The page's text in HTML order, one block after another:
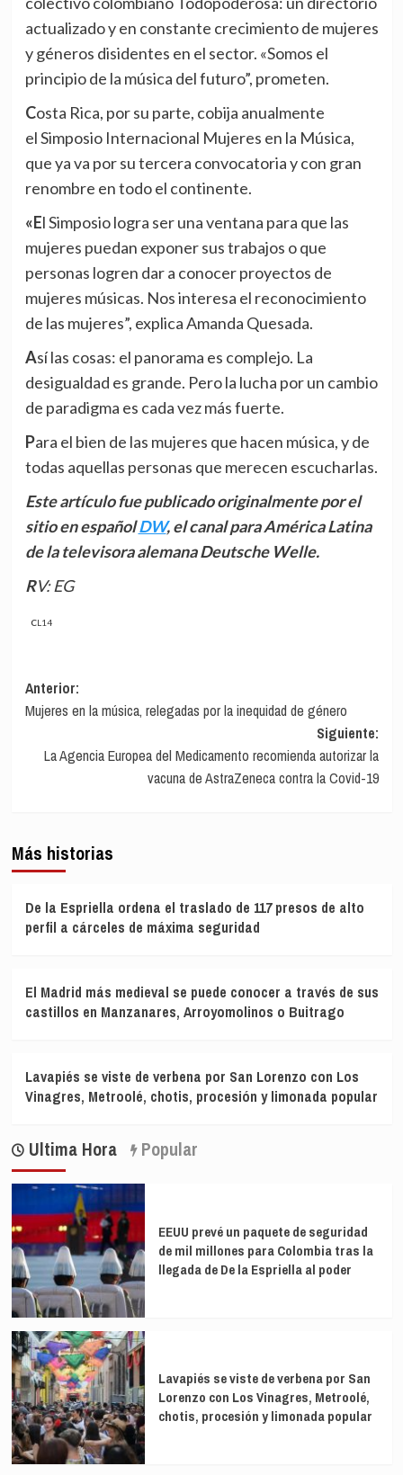
actualizado y en constante crecimiento de mujeres
y géneros disidentes en el sector. «Somos el
principio de la música del futuro”, prometen.
Costa Rica, por su parte, cobija anualmente
elSimposio Internacional Mujeres en la Música,
que ya va por su tercera convocatoria y con gran
renombre en todo el continente.
«El Simposio logra ser una ventana para que las
mujeres puedan exponer sus trabajos o que
personas logren dar a conocer proyectos de
mujeres músicas. Nos interesa el reconocimiento
de las mujeres”, explica Amanda Quesada.
Así las cosas: el panorama es complejo. La
desigualdad es grande. Pero la lucha por un cambio
de paradigma es cada vez más fuerte.
Para el bien de las mujeres que hacen música, y de
todas aquellas personas que merecen escucharlas.
Esteartículofue publicado originalmente por el
sitio en españolDW, el canal para América Latina
de la televisora alemana Deutsche Welle.
RV: EG
CL14
Navegación
de
entradas
Anterior:
Mujeres en la música, relegadas por la inequidad de género
Siguiente:
La Agencia Europea del Medicamento recomienda autorizar la
vacuna de AstraZeneca contra la Covid-19
Más historias
De la Espriella ordena el traslado de 117 presos de alto
perfil a cárceles de máxima seguridad
El Madrid más medieval se puede conocer a través de sus
castillos en Manzanares, Arroyomolinos o Buitrago
Lavapiés se viste de verbena por San Lorenzo con Los
Vinagres, Metroolé, chotis, procesión y limonada popular
Ultima Hora Popular
EEUU prevé un paquete de seguridad
de mil millones para Colombia tras la
llegada de De la Espriella al poder
Lavapiés se viste de verbena por San
Lorenzo con Los Vinagres, Metroolé,
chotis, procesión y limonada popular